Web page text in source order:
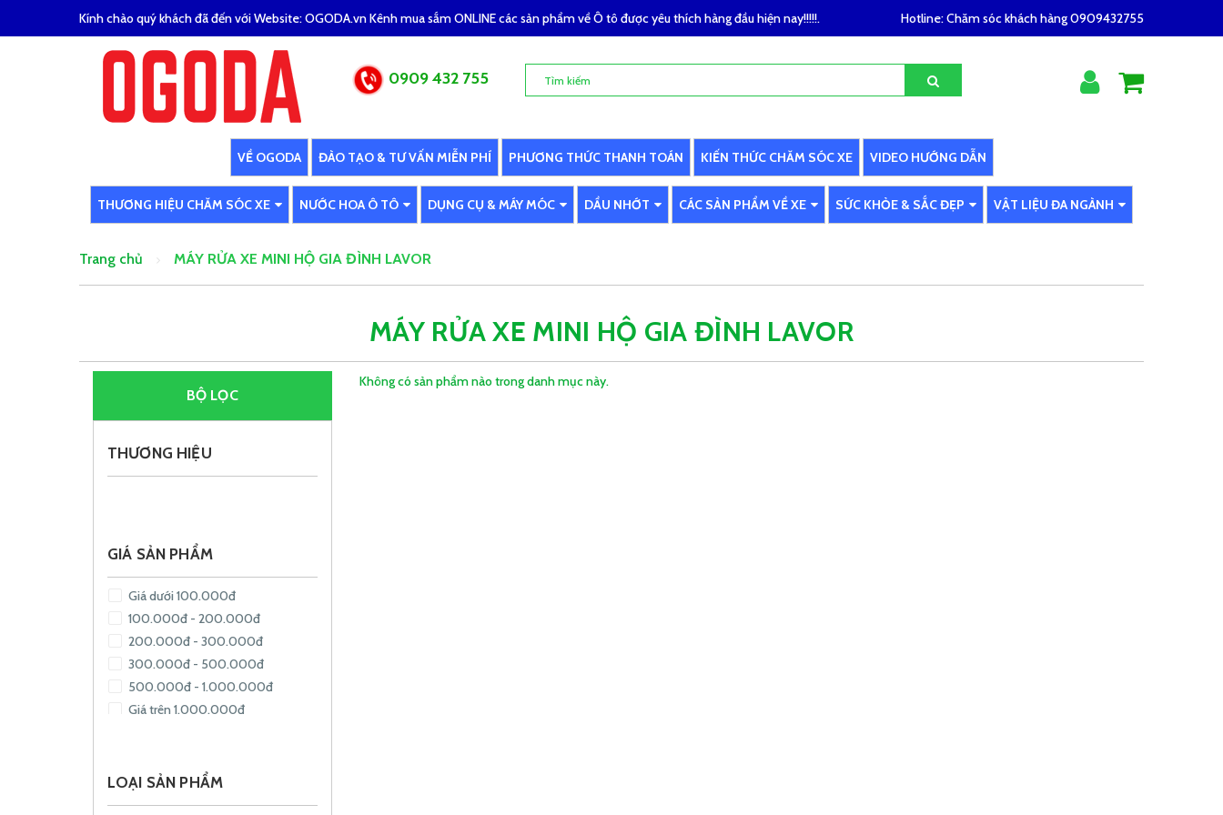
Kính chào quý khách đã đến với Website: OGODA.vn Kênh mua sắm ONLINE các sản phẩm về Ô tô được yêu thích hàng đầu hiện nay!!!!!. Hotline:Chăm sóc khách hàng 0909432755
0909 432 755
VỀ OGODA ĐÀO TẠO & TƯ VẤN MIỄN PHÍ PHƯƠNG THỨC THANH TOÁN KIẾN THỨC CHĂM SÓC XE VIDEO HƯỚNG DẪN
THƯƠNG HIỆU CHĂM SÓC XE NƯỚC HOA Ô TÔ DỤNG CỤ & MÁY MÓC DẦU NHỚT CÁC SẢN PHẨM VỀ XE SỨC KHỎE & SẮC ĐẸP VẬT LIỆU ĐA NGÀNH
Trang chủ MÁY RỬA XE MINI HỘ GIA ĐÌNH LAVOR
MÁY RỬA XE MINI HỘ GIA ĐÌNH LAVOR
Không có sản phẩm nào trong danh mục này.
BỘ LỌC
THƯƠNG HIỆU
GIÁ SẢN PHẨM
Giá dưới 100.000đ
100.000đ - 200.000đ
200.000đ - 300.000đ
300.000đ - 500.000đ
500.000đ - 1.000.000đ
Giá trên 1.000.000đ
LOẠI SẢN PHẨM